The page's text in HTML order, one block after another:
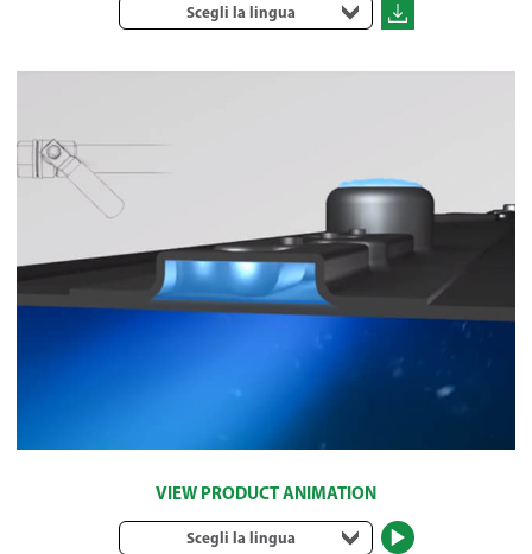
Scegli la lingua
VIEW PRODUCT ANIMATION
Scegli la lingua